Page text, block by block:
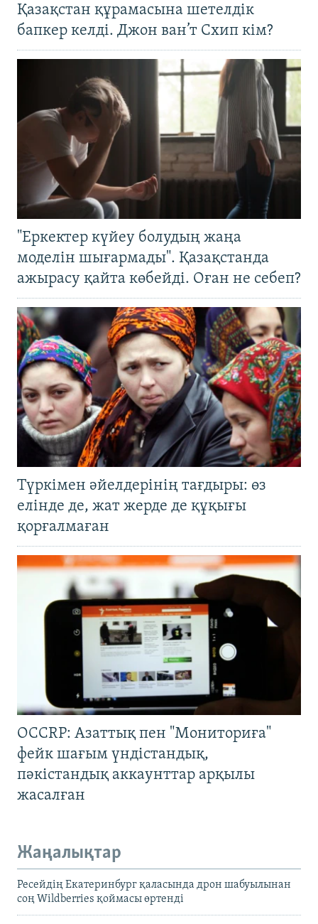
Қазақстан құрамасына шетелдік
бапкер келді. Джон ван’т Схип кім?
"Еркектер күйеу болудың жаңа
моделін шығармады". Қазақстанда
ажырасу қайта көбейді. Оған не себеп?
Түркімен әйелдерінің тағдыры: өз
елінде де, жат жерде де құқығы
қорғалмаған
OCCRP: Азаттық пен "Мониториға"
фейк шағым үндістандық,
пәкістандық аккаунттар арқылы
жасалған
Жаңалықтар
Ресейдің Екатеринбург қаласында дрон шабуылынан
соң Wildberries қоймасы өртенді